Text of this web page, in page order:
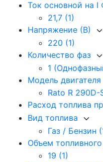
Ток основной на I
21,7 (1)
Напряжение (В)
220 (1)
Количество фаз
1
Модель двигателя
Rato R 290D-
Расход топлива
Вид топлива
Газ / Бензин
Объем
19 (1)